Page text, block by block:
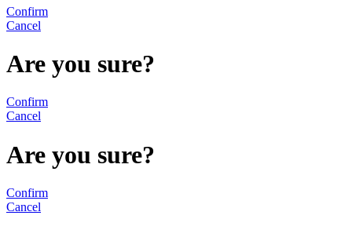
Confirm
Cancel
Are you sure?
Confirm
Cancel
Are you sure?
Confirm
Cancel